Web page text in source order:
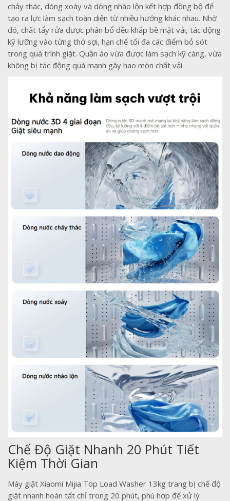
chảy thác, dòng xoáy và dòng nhào lộn kết hợp đồng bộ để
tạo ra lực làm sạch toàn diện từ nhiều hướng khác nhau. Nhờ
đó, chất tẩy rửa được phân bổ đều khắp bề mặt vải, tác động
kỹ lưỡng vào từng thớ sợi, hạn chế tối đa các điểm bỏ sót
trong quá trình giặt. Quần áo vừa được làm sạch kỹ càng, vừa
không bị tác động quá mạnh gây hao mòn chất vải.
Chế Độ Giặt Nhanh 20 Phút Tiết
Kiệm Thời Gian
Máy giặt Xiaomi Mijia Top Load Washer 13kg trang bị chế độ
giặt nhanh hoàn tất chỉ trong 20 phút, phù hợp để xử lý